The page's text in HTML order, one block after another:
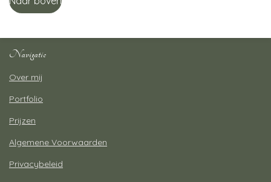
Navigatie
Over mij
Portfolio
Prijzen
Algemene Voorwaarden
Privacybeleid